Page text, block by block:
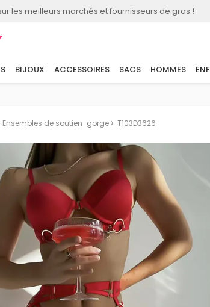
les meilleurs marchés et fournisseurs de gros !
BIJOUX ACCESSOIRES SACS HOMMES
Ensembles de soutien-gorge T103D3626